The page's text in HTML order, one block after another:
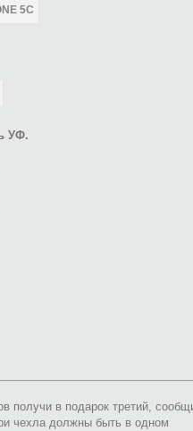
5C
УФ.
получи в подарок третий,
чехла должны быть в одном